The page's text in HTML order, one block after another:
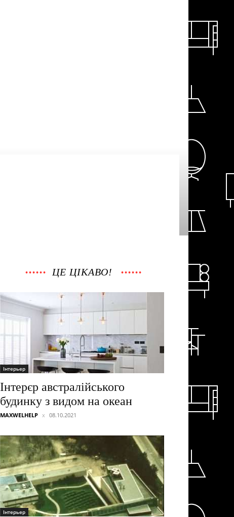
ЦЕ ЦІКАВО!
Інтерьер
Інтерєр австралійського
будинку з видом на океан
MAXWELHELP 08.10.2021
Інтерьер